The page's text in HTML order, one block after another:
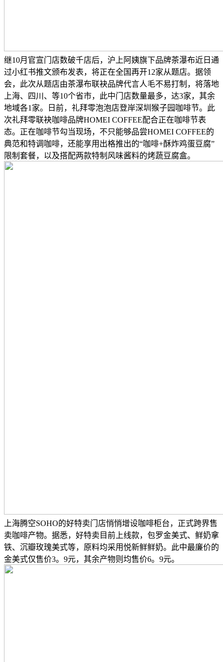
继10月官宣门店数破千店后，沪上阿姨旗下品牌茶瀑布近日通
过小红书推文颁布发表，将正在全国再开12家从题店。据领
会，此次从题店由茶瀑布联袂品牌代言人毛不易打制，将落地
上海、四川、等10个省市，此中门店数量最多，达3家，其余
地域各1家。日前，礼拜零泡泡店登岸深圳猴子园咖啡节。此
次礼拜零联袂咖啡品牌HOMEI COFFEE配合正在咖啡节表
态。正在咖啡节勾当现场，不只能够品尝HOMEI COFFEE的
典范和特调咖啡，还能享用出格推出的“咖啡+酥炸鸡蛋豆腐”
限制套餐，以及搭配两款特制风味酱料的烤蔬豆腐盒。
上海腾空SOHO的好特卖门店悄悄增设咖啡柜台，正式跨界售
卖咖啡产物。据悉，好特卖目前上线款，包罗金美式、鲜奶拿
铁、沉瓣玫瑰美式等，原料均采用悦新鲜鲜奶。此中最廉价的
金美式仅售价3。9元，其余产物则均售价6。9元。